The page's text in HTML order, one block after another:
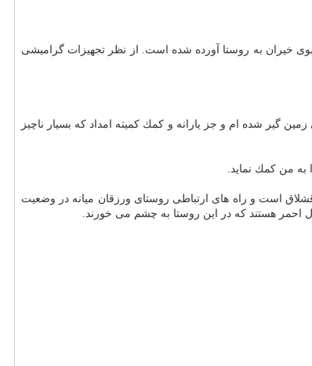
سوی خیران به روستا آورده شده است. از نظر تجهیزات گرامیشی
گیر شده ام و جز یارانه و كمك كمیته امداد كه بسیار ناچیز
من كمك نماید.
است و راه های ارتباطی روستای ورزقان میانه در وضعیت
احمر هستند كه در این روستا به چشم می خورند.